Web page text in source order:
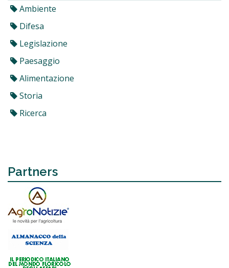
Ambiente
Difesa
Legislazione
Paesaggio
Alimentazione
Storia
Ricerca
Partners